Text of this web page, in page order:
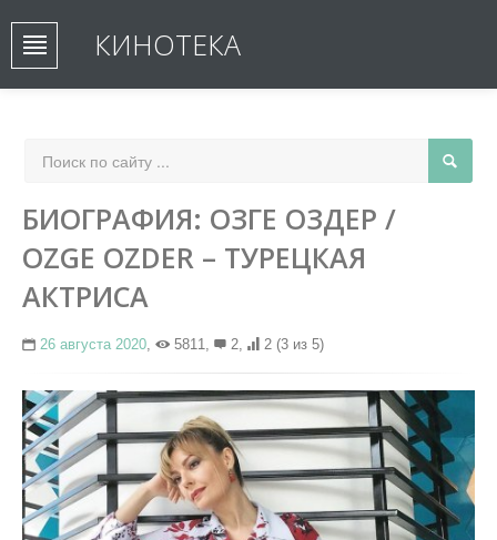
КИНОТЕКА
БИОГРАФИЯ: ОЗГЕ ОЗДЕР /
OZGE OZDER – ТУРЕЦКАЯ
АКТРИСА
26 августа 2020, 5811, 2, 2 (3 из 5)